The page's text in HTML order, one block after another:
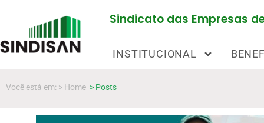
Sindicato das Empresas
INSTITUCIONAL
Você está em: > Home > Posts